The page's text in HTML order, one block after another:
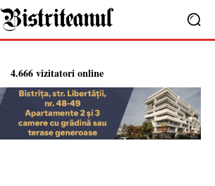
4.666 vizitatori online